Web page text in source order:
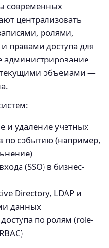
современных
централизовать
ролями,
правами доступа для
администрирование
текущими объемами —
и удаление учетных
по событию (например,
(SSO) в бизнес-
Directory, LDAP и
данных
по ролям (role-